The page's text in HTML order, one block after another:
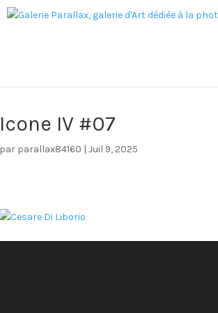
Icone IV #07
par parallax84160 |Juil 9, 2025